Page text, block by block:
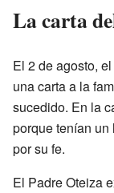
La carta
El 2 de agosto,
una carta a la
sucedido. En la
porque tenían
por su fe.
El Padre Oteiza